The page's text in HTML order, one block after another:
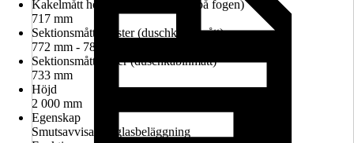
Kakelmått höger (glasrutans mitt på fogen)
717 mm
Sektionsmått vänster (duschkabinmått)
772 mm - 786 mm
Sektionsmått höger (duschkabinmått)
733 mm
Höjd
2 000 mm
Egenskap
Smutsavvisande glasbeläggning